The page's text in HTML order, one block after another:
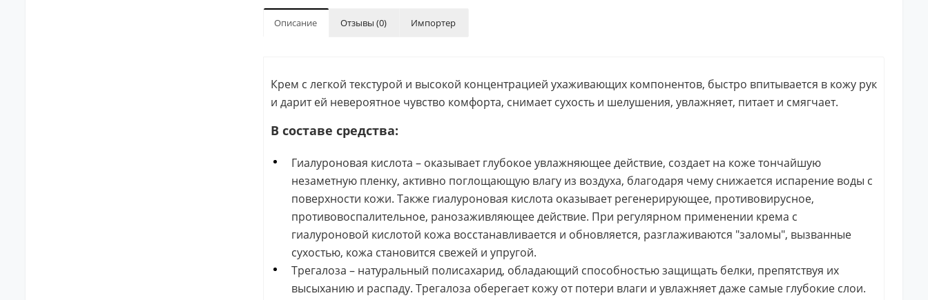
Описание Отзывы (0) Импортер
Крем с легкой текстурой и высокой концентрацией ухаживающих компонентов, быстро впитывается в кожу рук
и дарит ей невероятное чувство комфорта, снимает сухость и шелушения, увлажняет, питает и смягчает.
В составе средства:
Гиалуроновая кислота – оказывает глубокое увлажняющее действие, создает на коже тончайшую
незаметную пленку, активно поглощающую влагу из воздуха, благодаря чему снижается испарение воды с
поверхности кожи. Также гиалуроновая кислота оказывает регенерирующее, противовирусное,
противовоспалительное, ранозаживляющее действие. При регулярном применении крема с
гиалуроновой кислотой кожа восстанавливается и обновляется, разглаживаются "заломы", вызванные
сухостью, кожа становится свежей и упругой.
Трегалоза – натуральный полисахарид, обладающий способностью защищать белки, препятствуя их
высыханию и распаду. Трегалоза оберегает кожу от потери влаги и увлажняет даже самые глубокие слои.